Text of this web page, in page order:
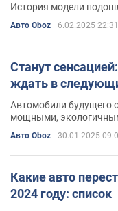
История модели
Авто Oboz 6.02.2025 22:31
Станут
ждать в
Автомобили будущего
мощными,
Авто Oboz 30.01.2025
Какие авто
2024 году: список